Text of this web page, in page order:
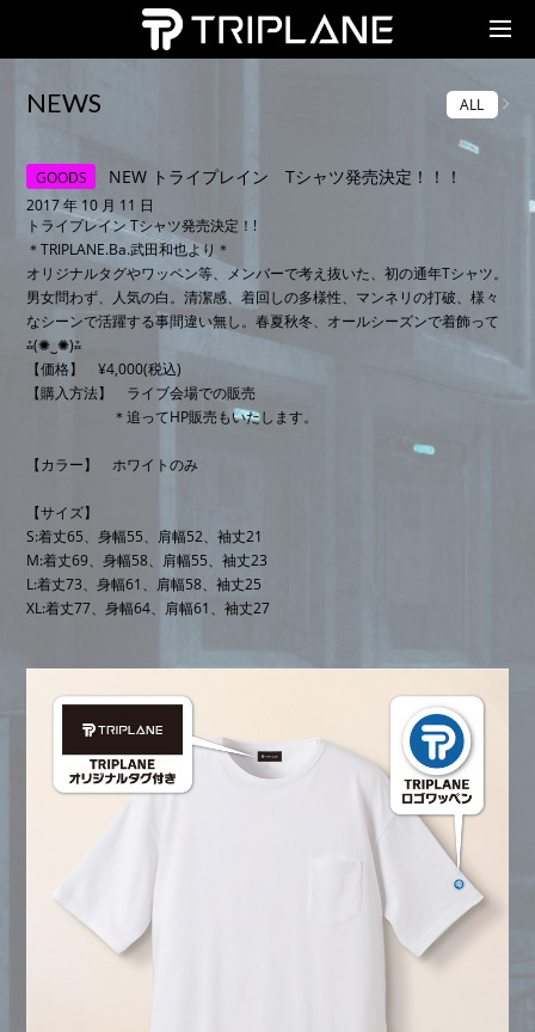
TRIPLANE Passengers
NEWS ALL
GOODS NEW トライプレイン Tシャツ発売決定！！！
2017 年 10 月 11 日
トライプレイン Tシャツ発売決定！!
＊TRIPLANE.Ba.武田和也より＊
オリジナルタグやワッペン等、メンバーで考え抜いた、初の通年Tシャツ。
男女問わず、人気の白。清潔感、着回しの多様性、マンネリの打破、様々
なシーンで活躍する事間違い無し。春夏秋冬、オールシーズンで着飾って
⁂(✺‿✺)⁂
【価格】 ¥4,000(税込)
【購入方法】 ライブ会場での販売
＊追ってHP販売もいたします。
【カラー】 ホワイトのみ
【サイズ】
S:着丈65、身幅55、肩幅52、袖丈21
M:着丈69、身幅58、肩幅55、袖丈23
L:着丈73、身幅61、肩幅58、袖丈25
XL:着丈77、身幅64、肩幅61、袖丈27